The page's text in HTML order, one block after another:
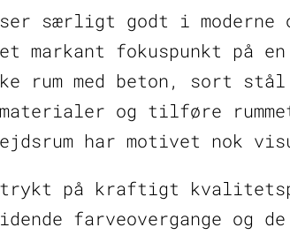
særligt godt i
et markant fokuspunkt på
rum med beton, sort
og tilføre
har motivet nok
på kraftigt
farveovergange og